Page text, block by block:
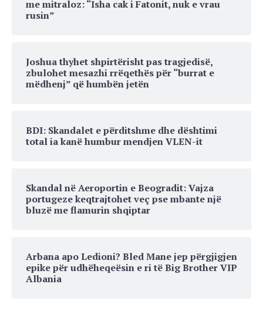
me mitraloz: “Isha cak i Fatonit, nuk e vrau
rusin”
Joshua thyhet shpirtërisht pas tragjedisë,
zbulohet mesazhi rrëqethës për “burrat e
mëdhenj” që humbën jetën
BDI: Skandalet e përditshme dhe dështimi
total ia kanë humbur mendjen VLEN-it
Skandal në Aeroportin e Beogradit: Vajza
portugeze keqtrajtohet veç pse mbante një
bluzë me flamurin shqiptar
Arbana apo Ledioni? Bled Mane jep përgjigjen
epike për udhëheqeësin e ri të Big Brother VIP
Albania